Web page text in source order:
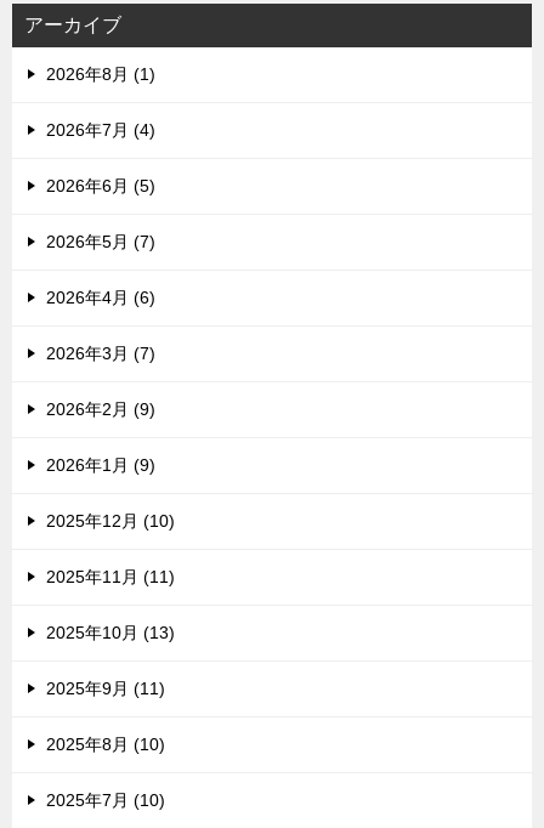
アーカイブ
2026年8月 (1)
2026年7月 (4)
2026年6月 (5)
2026年5月 (7)
2026年4月 (6)
2026年3月 (7)
2026年2月 (9)
2026年1月 (9)
2025年12月 (10)
2025年11月 (11)
2025年10月 (13)
2025年9月 (11)
2025年8月 (10)
2025年7月 (10)